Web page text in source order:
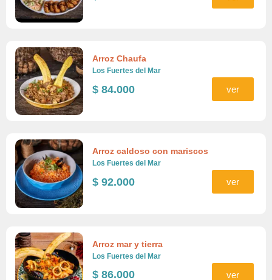
Arroz Chaufa
Los Fuertes del Mar
$ 84.000 ver
Arroz caldoso con mariscos
Los Fuertes del Mar
$ 92.000 ver
Arroz mar y tierra
Los Fuertes del Mar
$ 86.000 ver